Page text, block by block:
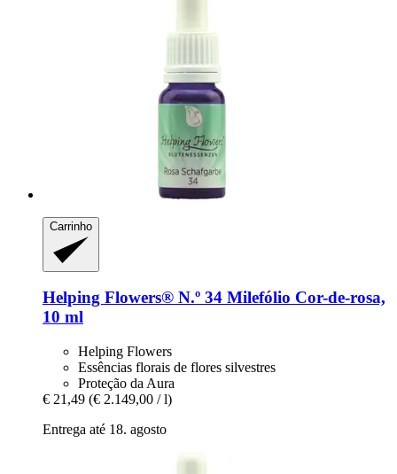
Carrinho
Helping Flowers® N.º 34 Milefólio Cor-​de-​rosa,
10 ml
Helping Flowers
Essências florais de flores silvestres
Proteção da Aura
€ 21,49 (€ 2.149,00 / l)
Entrega até 18. agosto